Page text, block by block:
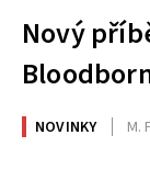
Nový
NOVINKY M.